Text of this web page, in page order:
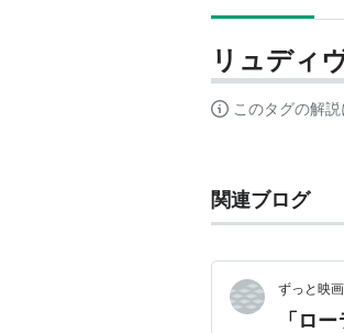
リュディ
このタグの解
関連ブログ
ずっと映
「ロ